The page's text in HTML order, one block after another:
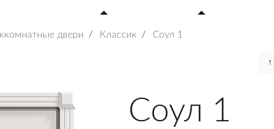
двери / Классик / Соул 1
Соул 1